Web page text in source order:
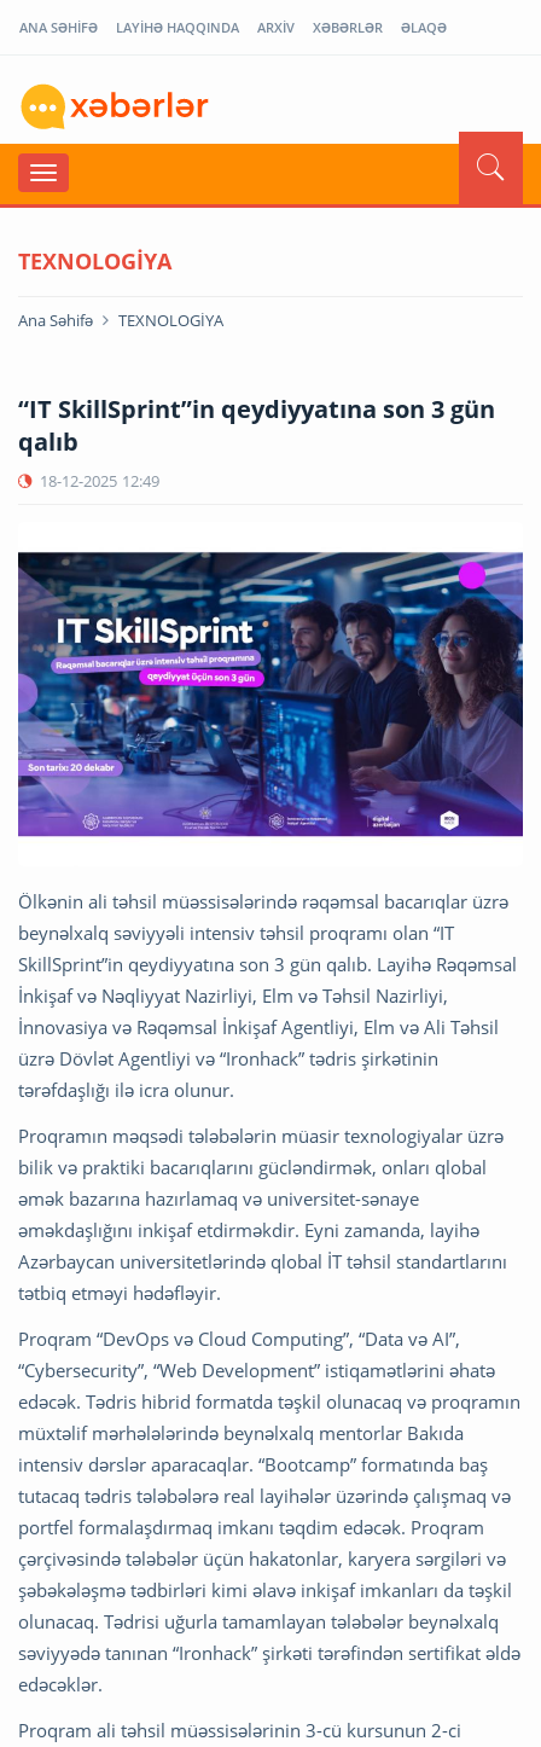
ANA SƏHİFƏ LAYİHƏ HAQQINDA ARXİV XƏBƏRLƏR ƏLAQƏ
TEXNOLOGİYA
Ana Səhifə TEXNOLOGİYA
“IT SkillSprint”in qeydiyyatına son 3 gün
qalıb
18-12-2025 12:49
Ölkənin ali təhsil müəssisələrində rəqəmsal bacarıqlar üzrə
beynəlxalq səviyyəli intensiv təhsil proqramı olan “IT
SkillSprint”in qeydiyyatına son 3 gün qalıb. Layihə Rəqəmsal
İnkişaf və Nəqliyyat Nazirliyi, Elm və Təhsil Nazirliyi,
İnnovasiya və Rəqəmsal İnkişaf Agentliyi, Elm və Ali Təhsil
üzrə Dövlət Agentliyi və “Ironhack” tədris şirkətinin
tərəfdaşlığı ilə icra olunur.
Proqramın məqsədi tələbələrin müasir texnologiyalar üzrə
bilik və praktiki bacarıqlarını gücləndirmək, onları qlobal
əmək bazarına hazırlamaq və universitet-sənaye
əməkdaşlığını inkişaf etdirməkdir. Eyni zamanda, layihə
Azərbaycan universitetlərində qlobal İT təhsil standartlarını
tətbiq etməyi hədəfləyir.
Proqram “DevOps və Cloud Computing”, “Data və AI”,
“Cybersecurity”, “Web Development” istiqamətlərini əhatə
edəcək. Tədris hibrid formatda təşkil olunacaq və proqramın
müxtəlif mərhələlərində beynəlxalq mentorlar Bakıda
intensiv dərslər aparacaqlar. “Bootcamp” formatında baş
tutacaq tədris tələbələrə real layihələr üzərində çalışmaq və
portfel formalaşdırmaq imkanı təqdim edəcək. Proqram
çərçivəsində tələbələr üçün hakatonlar, karyera sərgiləri və
şəbəkələşmə tədbirləri kimi əlavə inkişaf imkanları da təşkil
olunacaq. Tədrisi uğurla tamamlayan tələbələr beynəlxalq
səviyyədə tanınan “Ironhack” şirkəti tərəfindən sertifikat əldə
edəcəklər.
Proqram ali təhsil müəssisələrinin 3-cü kursunun 2-ci